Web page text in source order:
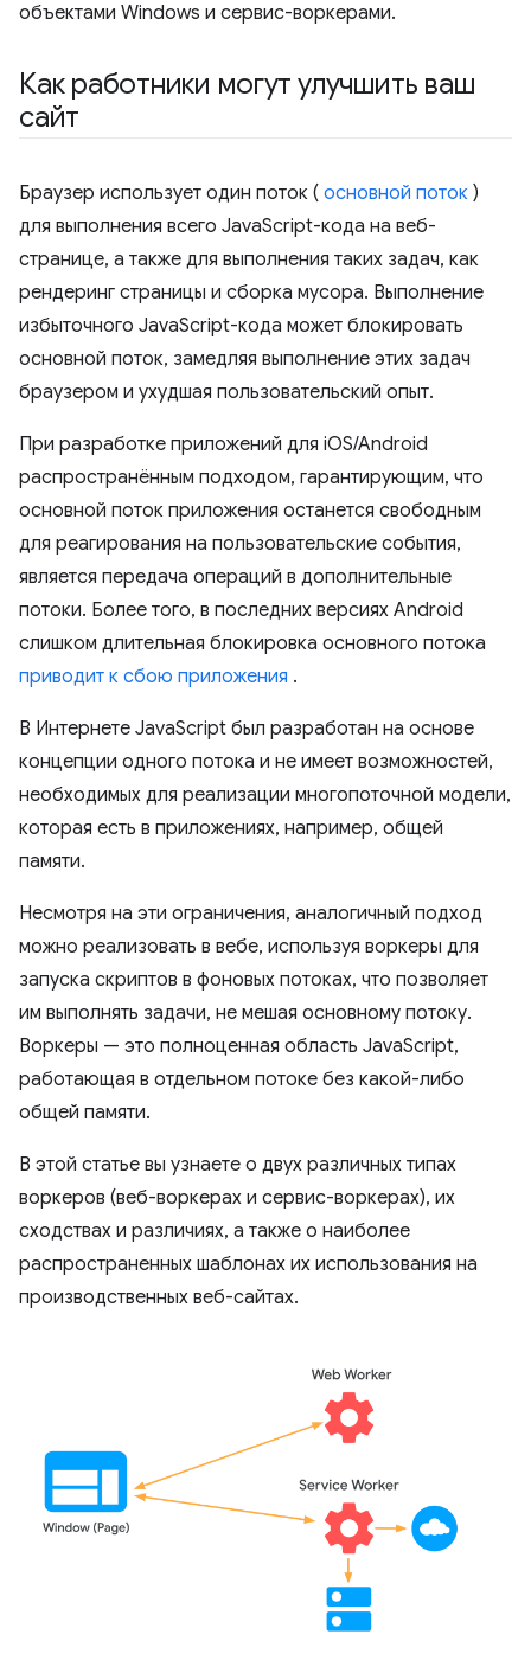
объектами Windows и сервис-воркерами.
Как работники могут улучшить ваш
сайт
Браузер использует один поток ( основной поток )
для выполнения всего JavaScript-кода на веб-
странице, а также для выполнения таких задач, как
рендеринг страницы и сборка мусора. Выполнение
избыточного JavaScript-кода может блокировать
основной поток, замедляя выполнение этих задач
браузером и ухудшая пользовательский опыт.
При разработке приложений для iOS/Android
распространённым подходом, гарантирующим, что
основной поток приложения останется свободным
для реагирования на пользовательские события,
является передача операций в дополнительные
потоки. Более того, в последних версиях Android
слишком длительная блокировка основного потока
приводит к сбою приложения .
В Интернете JavaScript был разработан на основе
концепции одного потока и не имеет возможностей,
необходимых для реализации многопоточной модели,
которая есть в приложениях, например, общей
памяти.
Несмотря на эти ограничения, аналогичный подход
можно реализовать в вебе, используя воркеры для
запуска скриптов в фоновых потоках, что позволяет
им выполнять задачи, не мешая основному потоку.
Воркеры — это полноценная область JavaScript,
работающая в отдельном потоке без какой-либо
общей памяти.
В этой статье вы узнаете о двух различных типах
воркеров (веб-воркерах и сервис-воркерах), их
сходствах и различиях, а также о наиболее
распространенных шаблонах их использования на
производственных веб-сайтах.